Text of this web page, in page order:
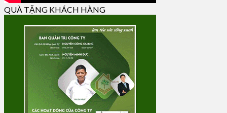
QUÀ TẶNG KHÁCH HÀNG